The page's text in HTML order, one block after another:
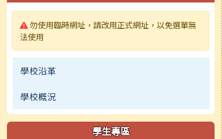
警告:
勿使用臨時網址，請改用正式網址，以免選單無
法使用
學校沿革
學校概況
學生專區